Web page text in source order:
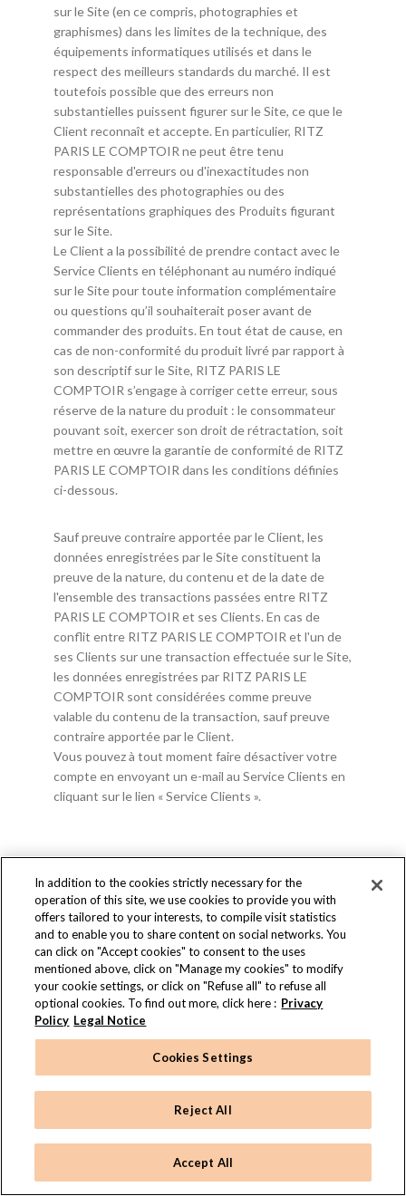
sur le Site (en ce compris, photographies et
graphismes) dans les limites de la technique, des
équipements informatiques utilisés et dans le
respect des meilleurs standards du marché. Il est
toutefois possible que des erreurs non
substantielles puissent figurer sur le Site, ce que le
Client reconnaît et accepte. En particulier, RITZ
PARIS LE COMPTOIR ne peut être tenu
responsable d'erreurs ou d'inexactitudes non
substantielles des photographies ou des
représentations graphiques des Produits figurant
sur le Site.
Le Client a la possibilité de prendre contact avec le
Service Clients en téléphonant au numéro indiqué
sur le Site pour toute information complémentaire
ou questions qu’il souhaiterait poser avant de
commander des produits. En tout état de cause, en
cas de non-conformité du produit livré par rapport à
son descriptif sur le Site, RITZ PARIS LE
COMPTOIR s’engage à corriger cette erreur, sous
réserve de la nature du produit : le consommateur
pouvant soit, exercer son droit de rétractation, soit
mettre en œuvre la garantie de conformité de RITZ
PARIS LE COMPTOIR dans les conditions définies
ci-dessous.
Sauf preuve contraire apportée par le Client, les
données enregistrées par le Site constituent la
preuve de la nature, du contenu et de la date de
l'ensemble des transactions passées entre RITZ
PARIS LE COMPTOIR et ses Clients. En cas de
conflit entre RITZ PARIS LE COMPTOIR et l'un de
ses Clients sur une transaction effectuée sur le Site,
les données enregistrées par RITZ PARIS LE
COMPTOIR sont considérées comme preuve
valable du contenu de la transaction, sauf preuve
contraire apportée par le Client.
Vous pouvez à tout moment faire désactiver votre
compte en envoyant un e-mail au Service Clients en
cliquant sur le lien « Service Clients ».
COMMANDE
Un récapitulatif de la commande sera adressé au
Client sans délai par courrier électronique envoyé à
l’adresse communiquée par le Client. A cet effet, le
Client accepte formellement l’usage du courrier
électronique pour le récapitulatif par RITZ PARIS LE
COMPTOIR du contenu de sa commande. Ce
récapitulatif fera figurer le montant total de la
délai de Click & Collect ou de livraison, les
des produits achetés. En conservant ce courrier
électronique et/ou en l’imprimant, le Client détient
une preuve de la commande que RITZ PARIS LE
In addition to the cookies strictly necessary for the
operation of this site, we use cookies to provide you with
offers tailored to your interests, to compile visit statistics
and to enable you to share content on social networks. You
can click on "Accept cookies" to consent to the uses
mentioned above, click on "Manage my cookies" to modify
your cookie settings, or click on "Refuse all" to refuse all
optional cookies. To find out more, click here : Privacy
Policy Legal Notice
Cookies Settings
Reject All
Accept All